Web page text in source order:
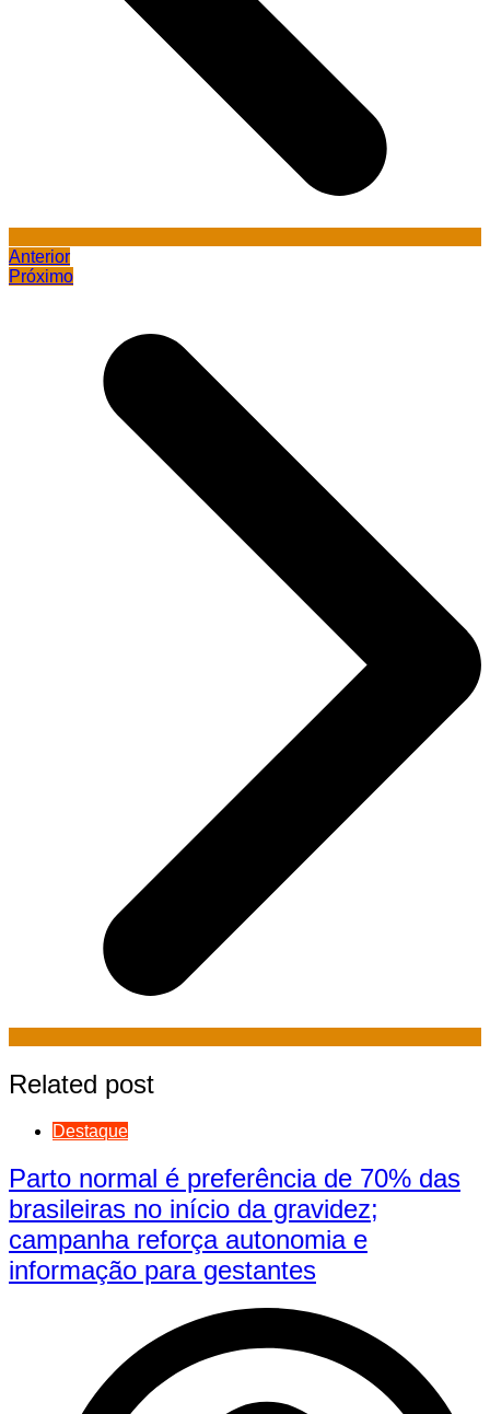
Anterior
Próximo
Related post
Destaque
Parto normal é preferência de 70% das
brasileiras no início da gravidez;
campanha reforça autonomia e
informação para gestantes